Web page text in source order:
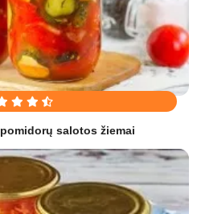
salotos žiemai